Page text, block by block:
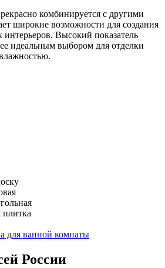
комбинируется с другими
широкие возможности для создания
Высокий показатель
ее идеальным выбором для отделки
плитка
для ванной комнаты
России